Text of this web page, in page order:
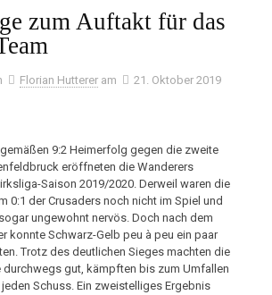
zum Auftakt für das
Florian Hutterer am 21. Oktober 2019
9:2 Heimerfolg gegen die zweite
eröffneten die Wanderers
Saison 2019/2020. Derweil waren die
0:1 der Crusaders noch nicht im Spiel und
ungewohnt nervös. Doch nach dem
konnte Schwarz-Gelb peu à peu ein paar
Trotz des deutlichen Sieges machten die
durchwegs gut, kämpften bis zum Umfallen
Schuss. Ein zweistelliges Ergebnis